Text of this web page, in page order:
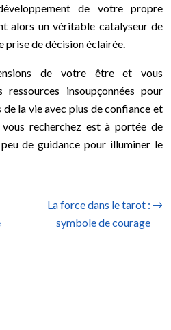
de votre propre
alors un véritable catalyseur de
prise de décision éclairée.
de votre être et vous
insoupçonnées pour
la vie avec plus de confiance et
recherchez est à portée de
de guidance pour illuminer le
La force dans le tarot :
symbole de courage